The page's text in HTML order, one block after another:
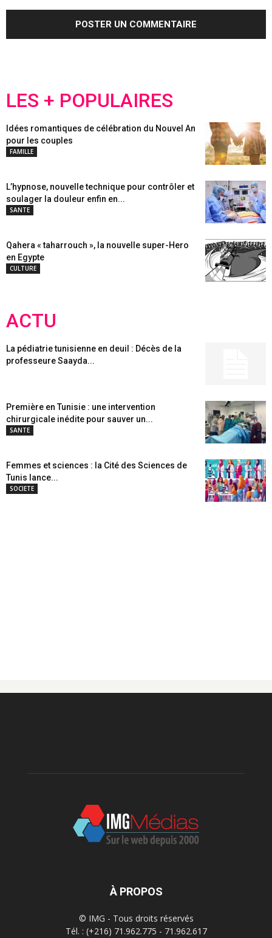
LES + POPULAIRES
Idées romantiques de célébration du Nouvel An
pour les couples
FAMILLE
L’hypnose, nouvelle technique pour contrôler et
soulager la douleur enfin en...
SANTE
Qahera « taharrouch », la nouvelle super-Hero
en Egypte
CULTURE
ACTU
La pédiatrie tunisienne en deuil : Décès de la
professeure Saayda...
Première en Tunisie : une intervention
chirurgicale inédite pour sauver un...
SANTE
Femmes et sciences : la Cité des Sciences de
Tunis lance...
SOCIETE
À PROPOS
© IMG - Tous droits réservés
Tél. : (+216) 71.962.775 - 71.962.617